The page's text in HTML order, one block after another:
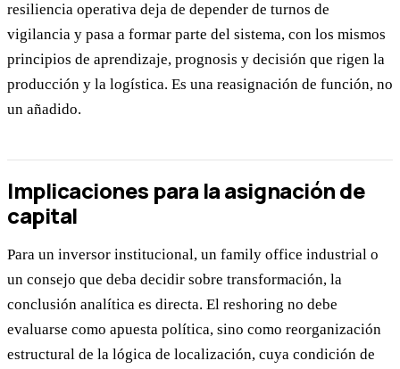
resiliencia operativa deja de depender de turnos de
vigilancia y pasa a formar parte del sistema, con los mismos
principios de aprendizaje, prognosis y decisión que rigen la
producción y la logística. Es una reasignación de función, no
un añadido.
Implicaciones para la asignación de
capital
Para un inversor institucional, un family office industrial o
un consejo que deba decidir sobre transformación, la
conclusión analítica es directa. El reshoring no debe
evaluarse como apuesta política, sino como reorganización
estructural de la lógica de localización, cuya condición de